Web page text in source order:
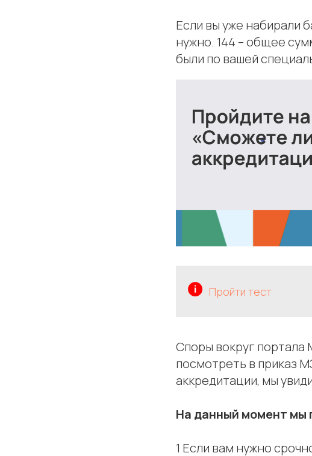
Если вы уже набирали
нужно. 144 – общее
были по вашей
Пройти тест
Споры вокруг
посмотреть в приказ
аккредитации, мы
На данный момент мы
1 Если вам нужно